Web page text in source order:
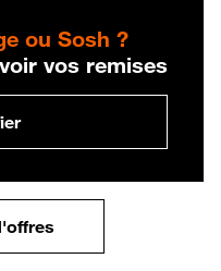
ou Sosh ?
vos remises